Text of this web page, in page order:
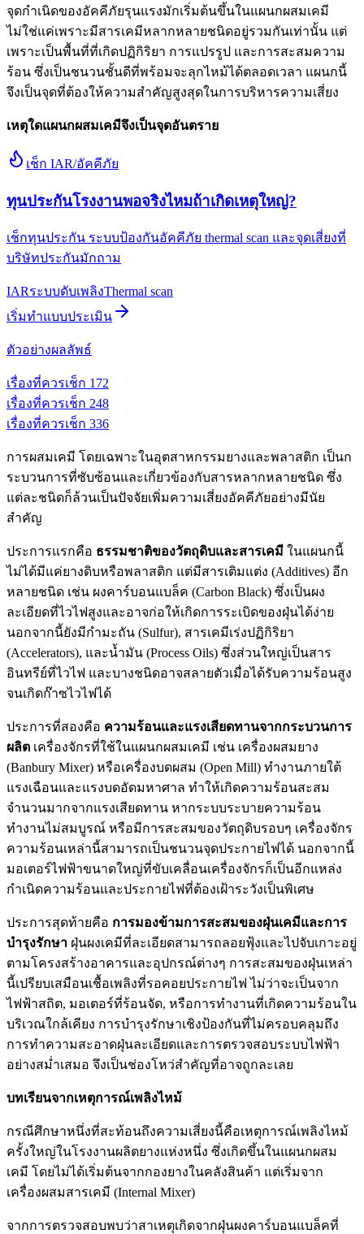
จุดกำเนิดของอัคคีภัยรุนแรงมักเริ่มต้นขึ้นในแผนกผสมเคมี
ไม่ใช่แค่เพราะมีสารเคมีหลากหลายชนิดอยู่รวมกันเท่านั้น แต่
เพราะเป็นพื้นที่ที่เกิดปฏิกิริยา การแปรรูป และการสะสมความ
ร้อน ซึ่งเป็นชนวนชั้นดีที่พร้อมจะลุกไหม้ได้ตลอดเวลา แผนกนี้
จึงเป็นจุดที่ต้องให้ความสำคัญสูงสุดในการบริหารความเสี่ยง
เหตุใดแผนกผสมเคมีจึงเป็นจุดอันตราย
เช็ก IAR/อัคคีภัย
ทุนประกันโรงงานพอจริงไหมถ้าเกิดเหตุใหญ่?
เช็กทุนประกัน ระบบป้องกันอัคคีภัย thermal scan และจุดเสี่ยงที่
บริษัทประกันมักถาม
IARระบบดับเพลิงThermal scan
เริ่มทำแบบประเมิน
ตัวอย่างผลลัพธ์
เรื่องที่ควรเช็ก 1 72
เรื่องที่ควรเช็ก 248
เรื่องที่ควรเช็ก 336
การผสมเคมี โดยเฉพาะในอุตสาหกรรมยางและพลาสติก เป็นก
ระบวนการที่ซับซ้อนและเกี่ยวข้องกับสารหลากหลายชนิด ซึ่ง
แต่ละชนิดก็ล้วนเป็นปัจจัยเพิ่มความเสี่ยงอัคคีภัยอย่างมีนัย
สำคัญ
ประการแรกคือ ธรรมชาติของวัตถุดิบและสารเคมี ในแผนกนี้
ไม่ได้มีแค่ยางดิบหรือพลาสติก แต่มีสารเติมแต่ง (Additives) อีก
หลายชนิด เช่น ผงคาร์บอนแบล็ค (Carbon Black) ซึ่งเป็นผง
ละเอียดที่ไวไฟสูงและอาจก่อให้เกิดการระเบิดของฝุ่นได้ง่าย
นอกจากนี้ยังมีกำมะถัน (Sulfur), สารเคมีเร่งปฏิกิริยา
(Accelerators), และน้ำมัน (Process Oils) ซึ่งส่วนใหญ่เป็นสาร
อินทรีย์ที่ไวไฟ และบางชนิดอาจสลายตัวเมื่อได้รับความร้อนสูง
จนเกิดก๊าซไวไฟได้
ประการที่สองคือ ความร้อนและแรงเสียดทานจากกระบวนการ
ผลิต เครื่องจักรที่ใช้ในแผนกผสมเคมี เช่น เครื่องผสมยาง
(Banbury Mixer) หรือเครื่องบดผสม (Open Mill) ทำงานภายใต้
แรงเฉือนและแรงบดอัดมหาศาล ทำให้เกิดความร้อนสะสม
จำนวนมากจากแรงเสียดทาน หากระบบระบายความร้อน
ทำงานไม่สมบูรณ์ หรือมีการสะสมของวัตถุดิบรอบๆ เครื่องจักร
ความร้อนเหล่านี้สามารถเป็นชนวนจุดประกายไฟได้ นอกจากนี้
มอเตอร์ไฟฟ้าขนาดใหญ่ที่ขับเคลื่อนเครื่องจักรก็เป็นอีกแหล่ง
กำเนิดความร้อนและประกายไฟที่ต้องเฝ้าระวังเป็นพิเศษ
ประการสุดท้ายคือ การมองข้ามการสะสมของฝุ่นเคมีและการ
บำรุงรักษา ฝุ่นผงเคมีที่ละเอียดสามารถลอยฟุ้งและไปจับเกาะอยู่
ตามโครงสร้างอาคารและอุปกรณ์ต่างๆ การสะสมของฝุ่นเหล่า
นี้เปรียบเสมือนเชื้อเพลิงที่รอคอยประกายไฟ ไม่ว่าจะเป็นจาก
ไฟฟ้าสถิต, มอเตอร์ที่ร้อนจัด, หรือการทำงานที่เกิดความร้อนใน
บริเวณใกล้เคียง การบำรุงรักษาเชิงป้องกันที่ไม่ครอบคลุมถึง
การทำความสะอาดฝุ่นละเอียดและการตรวจสอบระบบไฟฟ้า
อย่างสม่ำเสมอ จึงเป็นช่องโหว่สำคัญที่อาจถูกละเลย
บทเรียนจากเหตุการณ์เพลิงไหม้
กรณีศึกษาหนึ่งที่สะท้อนถึงความเสี่ยงนี้คือเหตุการณ์เพลิงไหม้
ครั้งใหญ่ในโรงงานผลิตยางแห่งหนึ่ง ซึ่งเกิดขึ้นในแผนกผสม
เคมี โดยไม่ได้เริ่มต้นจากกองยางในคลังสินค้า แต่เริ่มจาก
เครื่องผสมสารเคมี (Internal Mixer)
จากการตรวจสอบพบว่าสาเหตุเกิดจากฝุ่นผงคาร์บอนแบล็คที่